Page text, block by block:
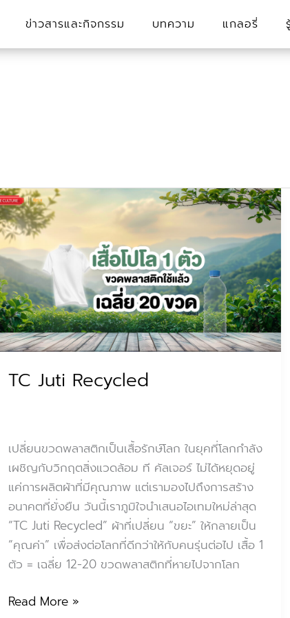
ข่าวสารและกิจกรรม บทความ แกลอรี่
TC Juti Recycled
เปลี่ยนขวดพลาสติกเป็นเสื้อรักษ์โลก ในยุคที่โลกกำลัง
เผชิญกับวิกฤตสิ่งแวดล้อม ที คัลเจอร์ ไม่ได้หยุดอยู่
แค่การผลิตผ้าที่มีคุณภาพ แต่เรามองไปถึงการสร้าง
อนาคตที่ยั่งยืน วันนี้เราภูมิใจนำเสนอไอเทมใหม่ล่าสุด
“TC Juti Recycled” ผ้าที่เปลี่ยน “ขยะ” ให้กลายเป็น
“คุณค่า” เพื่อส่งต่อโลกที่ดีกว่าให้กับคนรุ่นต่อไป เสื้อ 1
ตัว = เฉลี่ย 12-20 ขวดพลาสติกที่หายไปจากโลก
TC
Juti
Recycled
Read More »